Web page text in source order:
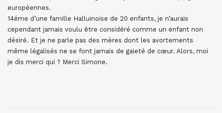
européennes.
14éme d’une famille Halluinoise de 20 enfants, je n’aurais
cependant jamais voulu être considéré comme un enfant non
désiré. Et je ne parle pas des mères dont les avortements
même légalisés ne se font jamais de gaieté de cœur. Alors, moi
je dis merci qui ? Merci Simone.